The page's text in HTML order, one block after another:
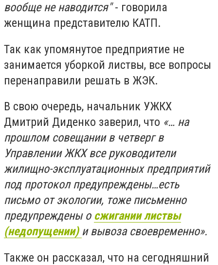
вообще не наводится"- говорила
женщина представителю КАТП.
Так как упомянутое предприятие не
занимается уборкой листвы, все вопросы
перенаправили решать в ЖЭК.
В свою очередь, начальник УЖКХ
Дмитрий Диденко заверил, что «… на
прошлом совещании в четверг в
Управлении ЖКХ все руководители
жилищно-эксплуатационных предприятий
под протокол предупреждены…есть
письмо от экологии, тоже письменно
предупреждены о сжигании листвы
(недопущении) и вывоза своевременно».
Также он рассказал, что на сегодняшний